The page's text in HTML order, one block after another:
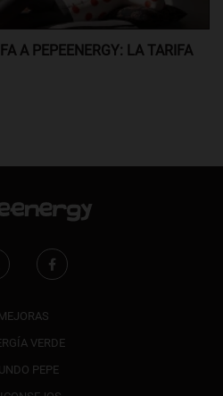
A PEPEENERGY: LA TARIFA
VERDE
PEPE